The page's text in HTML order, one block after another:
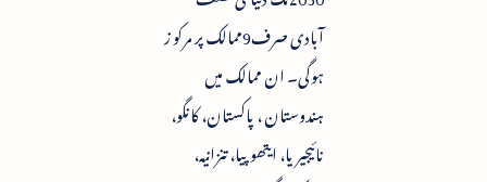
آبادی صرف9ممالک پر مرکو ز
ہوگی۔ ان ممالک میں
ہندوستان ، پاکستان، کانگو،
نائیجیریا، ایتھوپیا، تنزانیہ،